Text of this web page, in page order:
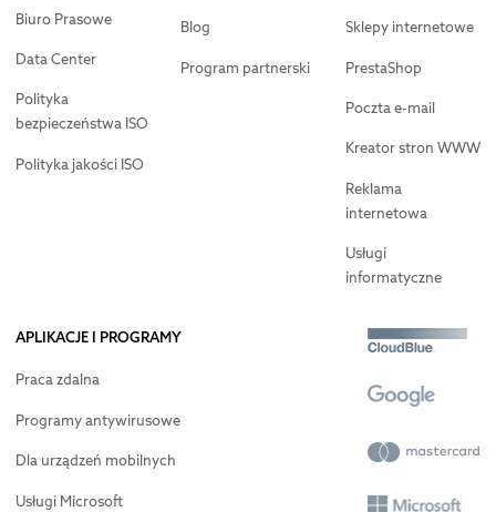
Biuro Prasowe
Data Center
Polityka
bezpieczeństwa ISO
Polityka jakości ISO
Blog
Program partnerski
Sklepy internetowe
PrestaShop
Poczta e-mail
Kreator stron WWW
Reklama
internetowa
Usługi
informatyczne
APLIKACJE I PROGRAMY
Praca zdalna
Programy antywirusowe
Dla urządzeń mobilnych
Usługi Microsoft